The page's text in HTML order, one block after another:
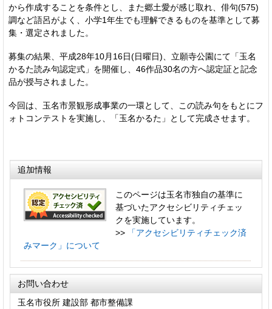
から作成することを条件とし、また郷土愛が感じ取れ、俳句(575)
調など語呂がよく、小学1年生でも理解できるものを基準として募
集・選定されました。
募集の結果、平成28年10月16日(日曜日)、立願寺公園にて「玉名
かるた読み句認定式」を開催し、46作品30名の方へ認定証と記念
品が授与されました。
今回は、玉名市景観形成事業の一環として、この読み句をもとにフ
ォトコンテストを実施し、「玉名かるた」として完成させます。
追加情報
このページは玉名市独自の基準に
基づいたアクセシビリティチェッ
クを実施しています。
>>
「アクセシビリティチェック済
みマーク」について
お問い合わせ
玉名市役所 建設部 都市整備課